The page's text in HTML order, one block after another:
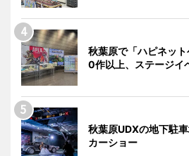
秋葉原で「ハピネッ
0作以上、ステージイ
秋葉原UDXの地下駐
カーショー